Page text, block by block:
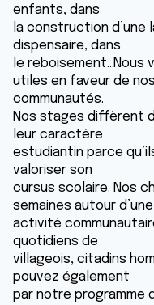
enfants, dans
la construction d’une
dispensaire, dans
le reboisement…Nous
utiles en faveur de nos
communautés.
Nos stages diffèrent
leur caractère
estudiantin parce
valoriser son
cursus scolaire. Nos
semaines autour d’une
activité
quotidiens de
villageois, citadins
pouvez également
par notre programme